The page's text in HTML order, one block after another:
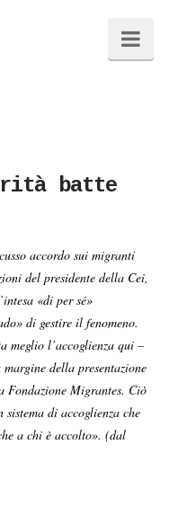
batte
accordo sui migranti
del presidente della Cei,
«di per sé»
di gestire il fenomeno.
meglio l’accoglienza qui –
della presentazione
Migrantes. Ciò
sistema di accoglienza che
a chi è accolto». (dal